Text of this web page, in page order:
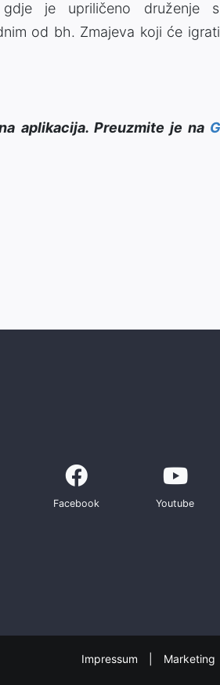
je upriličeno druženje s
od bh. Zmajeva koji će
aplikacija. Preuzmite je na
Facebook Youtube
Impressum Marketing